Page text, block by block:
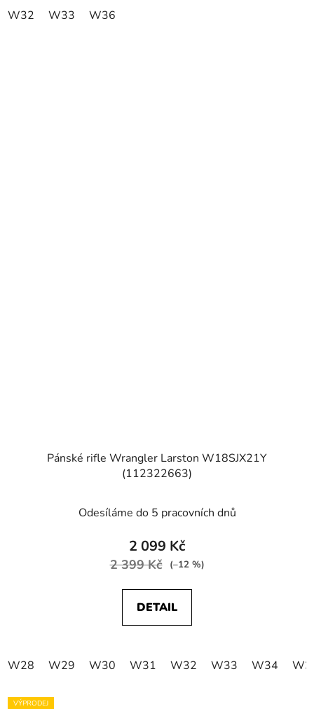
W32 W33 W36
Pánské rifle Wrangler Larston W18SJX21Y
(112322663)
Odesíláme do 5 pracovních dnů
2 099 Kč
2 399 Kč (–12 %)
DETAIL
W28 W29 W30 W31 W32 W33 W34
VÝPRODEJ